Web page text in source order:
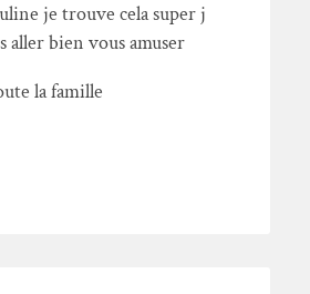
je trouve cela super j
aller bien vous amuser
la famille